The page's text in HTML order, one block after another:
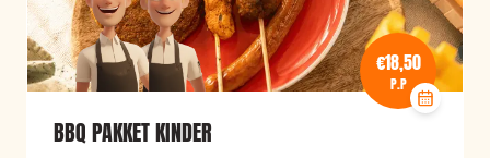
€18,50
P.P
BBQ PAKKET KINDER